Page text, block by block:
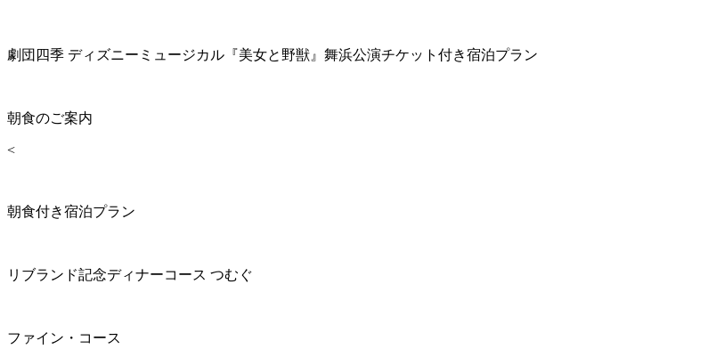
劇団四季 ディズニーミュージカル『美女と野獣』舞浜公演チケット付き宿泊プラン
朝食のご案内
<
朝食付き宿泊プラン
リブランド記念ディナーコース つむぐ
ファイン・コース